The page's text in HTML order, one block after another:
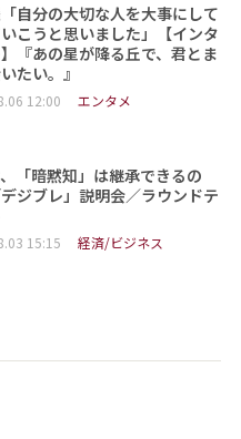
自分の大切な人を大事にして
こうと思いました」【インタ
『あの星が降る丘で、君とま
たい。』
12:00 エンタメ
「暗黙知」は継承できるの
ジブレ」説明会／ラウンドテ
15:15 経済/ビジネス